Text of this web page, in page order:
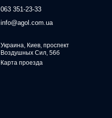
063 351-23-33
info@agol.com.ua
Украина, Киев, проспект
Воздушных Сил, 56б
Карта проезда